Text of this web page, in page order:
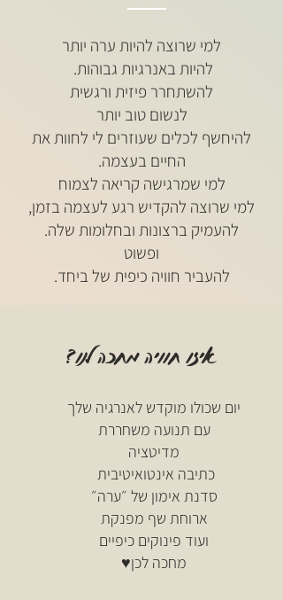
למי שרוצה להיות ערה יותר
להיות באנרגיות גבוהות.
להשתחרר פיזית ורגשית
לנשום טוב יותר
להיחשף לכלים שעוזרים לי לחוות את
החיים בעצמה.
למי שמרגישה קריאה לצמוח
למי שרוצה להקדיש רגע לעצמה בזמן,
להעמיק ברצונות ובחלומות שלה.
ופשוט
להעביר חוויה כיפית של ביחד.
איזו חוויה מחכה לנו?
יום שכולו מוקדש לאנרגיה שלך
עם תנועה משחררת
מדיטציה
כתיבה אינטואיטיבית
סדנת אימון של ״ערה״
ארוחת שף מפנקת
ועוד פינוקים כיפיים
מחכה לכן♥️